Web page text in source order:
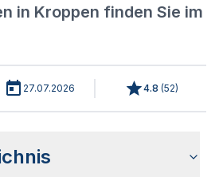
in Kroppen finden Sie im
27.07.2026 4.8 (52)